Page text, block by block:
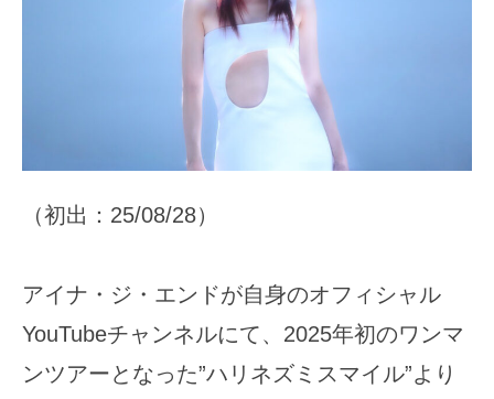
（初出：25/08/28）
アイナ・ジ・エンドが自身のオフィシャル
YouTubeチャンネルにて、2025年初のワンマ
ンツアーとなった”ハリネズミスマイル”より